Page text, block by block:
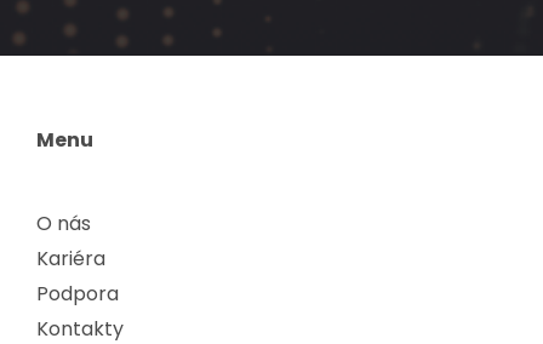
Menu
O nás
Kariéra
Podpora
Kontakty